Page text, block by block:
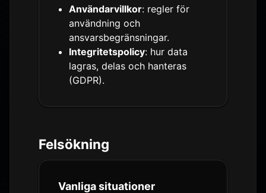
Användarvillkor: regler för
användning och
ansvarsbegränsningar.
Integritetspolicy: hur data
lagras, delas och hanteras
(GDPR).
Felsökning
Vanliga situationer